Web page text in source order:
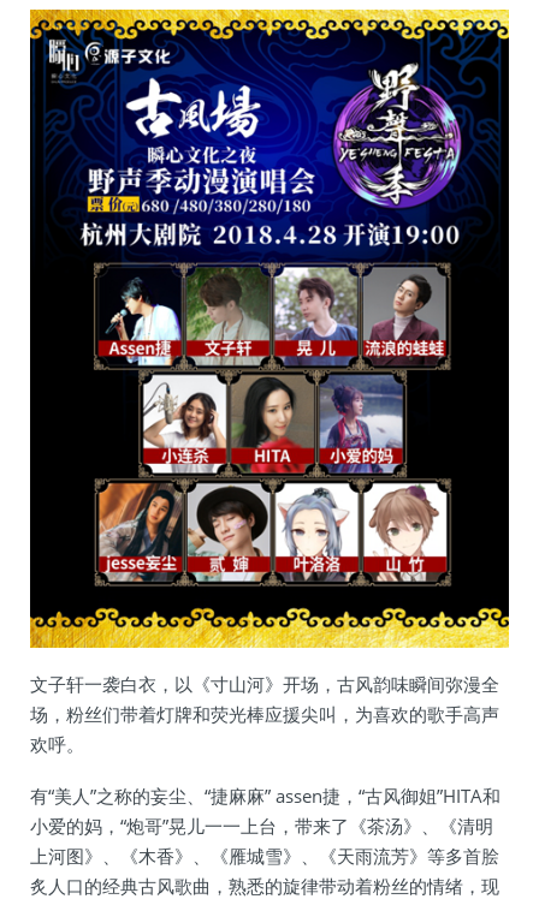
文子轩一袭白衣，以《寸山河》开场，古风韵味瞬间弥漫全
场，粉丝们带着灯牌和荧光棒应援尖叫，为喜欢的歌手高声
欢呼。
有“美人”之称的妄尘、“捷麻麻” assen捷，“古风御姐”HITA和
小爱的妈，“炮哥”晃儿一一上台，带来了《茶汤》、《清明
上河图》、《木香》、《雁城雪》、《天雨流芳》等多首脍
炙人口的经典古风歌曲，熟悉的旋律带动着粉丝的情绪，现